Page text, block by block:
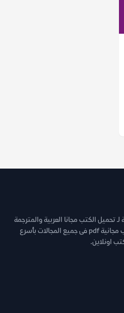
تحميل الكتب مجانا العربية والمترجمة
والروايات والقصص وغيرها من كتب مجانية pdf فى جميع المجالات بأسرع
اونلاين.